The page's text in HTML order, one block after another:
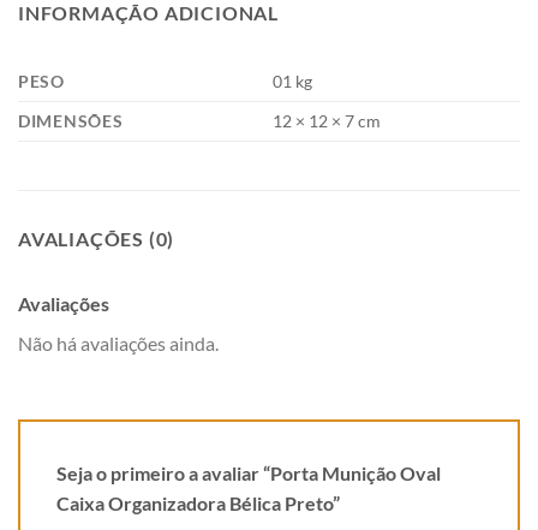
INFORMAÇÃO ADICIONAL
PESO
01 kg
DIMENSÕES
12 × 12 × 7 cm
AVALIAÇÕES (0)
Avaliações
Não há avaliações ainda.
Seja o primeiro a avaliar “Porta Munição Oval
Caixa Organizadora Bélica Preto”